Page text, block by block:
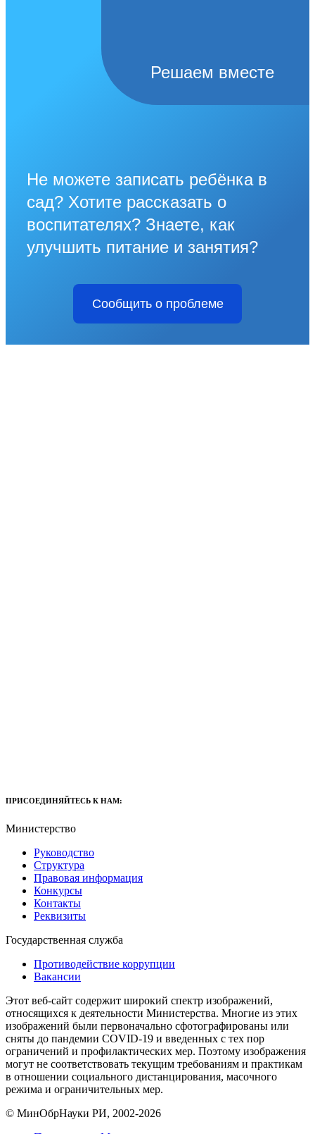
Решаем вместе
Не можете записать ребёнка в
сад? Хотите рассказать о
воспитателях? Знаете, как
улучшить питание и занятия?
Сообщить о проблеме
ПРИСОЕДИНЯЙТЕСЬ К НАМ:
Министерство
Руководство
Структура
Правовая информация
Конкурсы
Контакты
Реквизиты
Государственная служба
Противодействие коррупции
Вакансии
Этот веб-сайт содержит широкий спектр изображений,
относящихся к деятельности Министерства. Многие из этих
изображений были первоначально сфотографированы или
сняты до пандемии COVID-19 и введенных с тех пор
ограничений и профилактических мер. Поэтому изображения
могут не соответствовать текущим требованиям и практикам
в отношении социального дистанцирования, масочного
режима и ограничительных мер.
© МинОбрНауки РИ, 2002-2026